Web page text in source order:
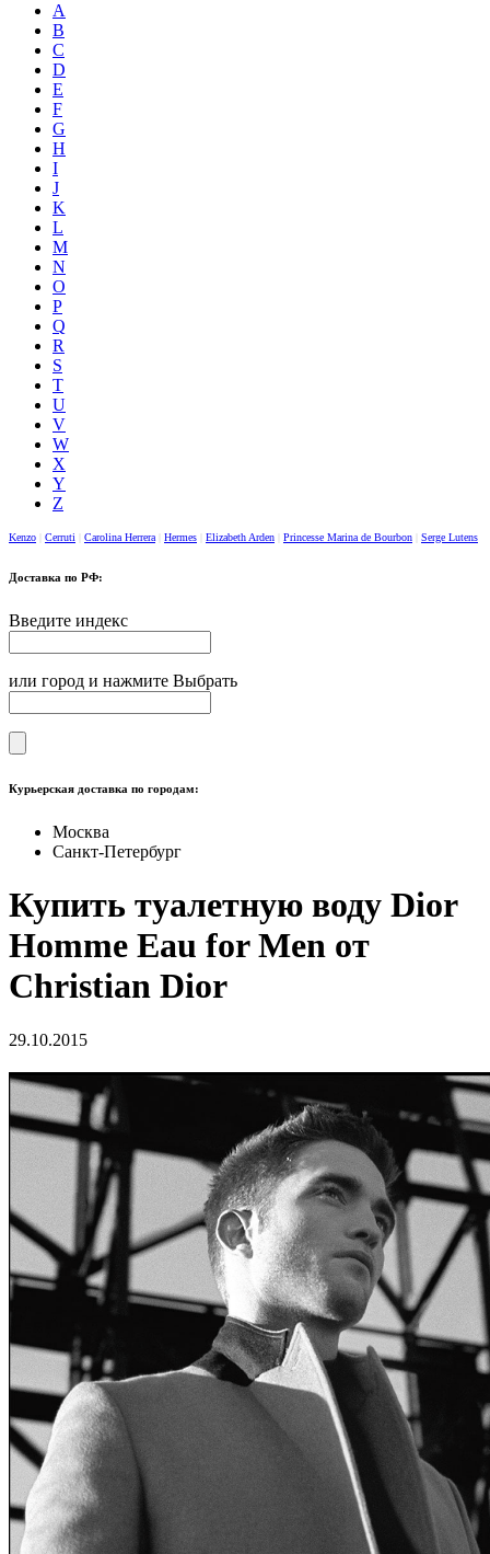
A
B
C
D
E
F
G
H
I
J
K
L
M
N
O
P
Q
R
S
T
U
V
W
X
Y
Z
Kenzo Cerruti Carolina Herrera Hermes Elizabeth Arden Princesse Marina de Bourbon Serge Lutens
Доставка по РФ:
Введите индекс
или город и нажмите Выбрать
Курьерская доставка по городам:
Москва
Санкт-Петербург
Купить туалетную воду Dior
Homme Eau for Men от
Christian Dior
29.10.2015